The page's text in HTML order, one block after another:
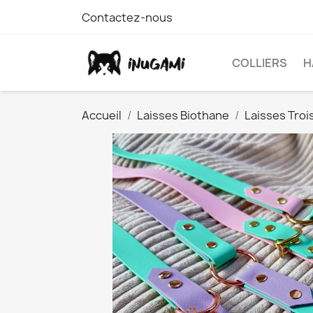
Contactez-nous
COLLIERS
Accueil Laisses Biothane Laisses